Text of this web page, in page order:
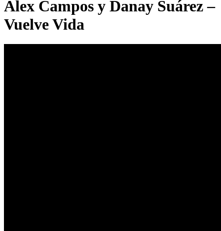
Alex Campos y Danay Suárez –
Vuelve Vida